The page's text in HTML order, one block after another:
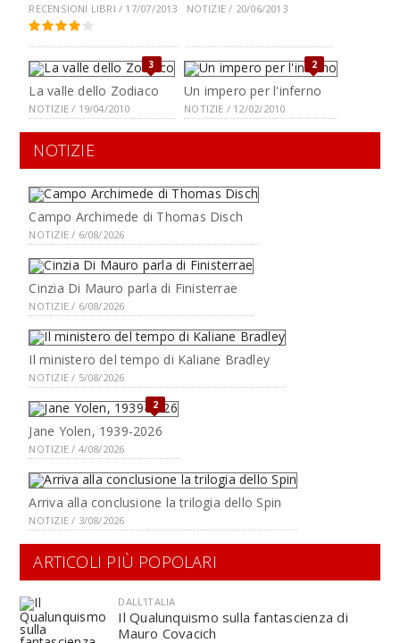
RECENSIONI LIBRI / 17/07/2013 NOTIZIE / 20/06/2013
3
La valle dello Zodiaco
NOTIZIE / 19/04/2010
2
Un impero per l'inferno
NOTIZIE / 12/02/2010
NOTIZIE
Campo Archimede di Thomas Disch
NOTIZIE / 6/08/2026
Cinzia Di Mauro parla di Finisterrae
NOTIZIE / 6/08/2026
Il ministero del tempo di Kaliane Bradley
NOTIZIE / 5/08/2026
2
Jane Yolen, 1939-2026
NOTIZIE / 4/08/2026
Arriva alla conclusione la trilogia dello Spin
NOTIZIE / 3/08/2026
ARTICOLI PIÙ POPOLARI
DALL'ITALIA
Il Qualunquismo sulla fantascienza di
Mauro Covacich